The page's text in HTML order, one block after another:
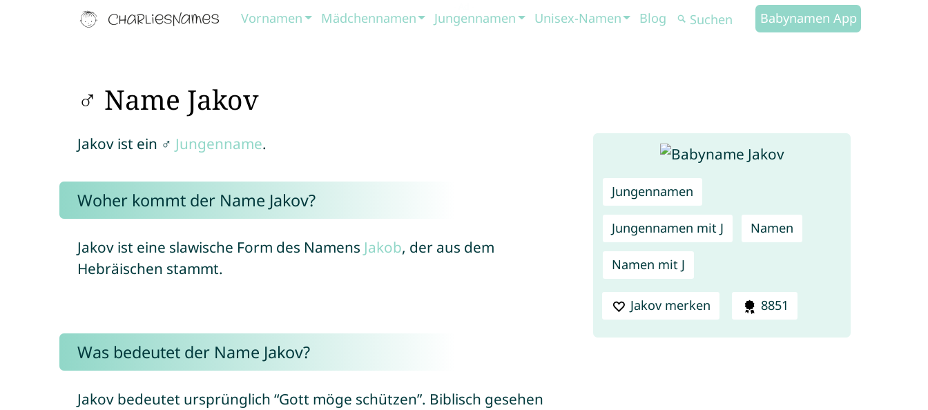
Vornamen Mädchennamen Jungennamen Unisex-Namen Blog Babynamen App
♂ Name Jakov
Jungennamen
Jungennamen mit J Namen
Namen mit J
Jakov merken 8851
Jakov ist ein ♂ Jungenname.
Woher kommt der Name Jakov?
Jakov ist eine slawische Form des Namens Jakob, der aus dem
Hebräischen stammt.
Was bedeutet der Name Jakov?
Jakov bedeutet ursprünglich “Gott möge schützen”. Biblisch gesehen